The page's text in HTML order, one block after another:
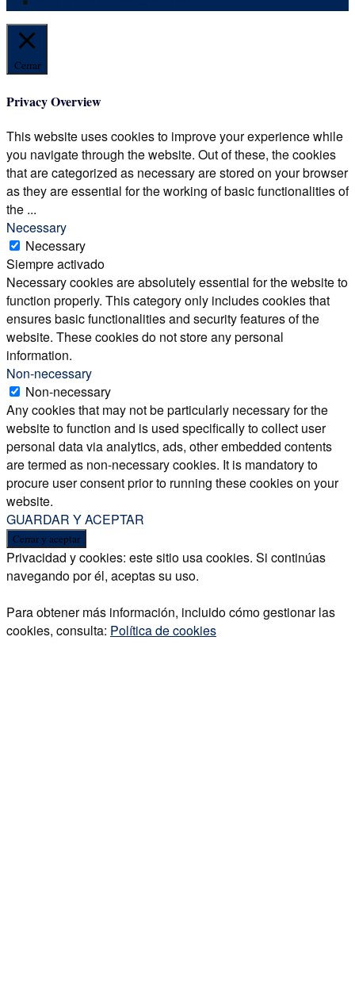
Cerrar
Privacy Overview
This website uses cookies to improve your experience while
you navigate through the website. Out of these, the cookies
that are categorized as necessary are stored on your browser
as they are essential for the working of basic functionalities of
the ...
Necessary
Necessary
Siempre activado
Necessary cookies are absolutely essential for the website to
function properly. This category only includes cookies that
ensures basic functionalities and security features of the
website. These cookies do not store any personal
information.
Non-necessary
Non-necessary
Any cookies that may not be particularly necessary for the
website to function and is used specifically to collect user
personal data via analytics, ads, other embedded contents
are termed as non-necessary cookies. It is mandatory to
procure user consent prior to running these cookies on your
website.
GUARDAR Y ACEPTAR
Privacidad y cookies: este sitio usa cookies. Si continúas
navegando por él, aceptas su uso.
Para obtener más información, incluido cómo gestionar las
cookies, consulta: Política de cookies